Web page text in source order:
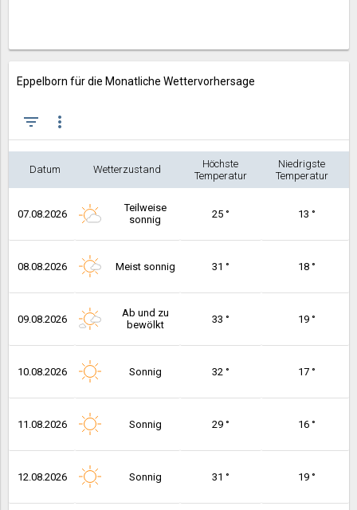
Eppelborn für die Monatliche Wettervorhersage
filter_list more_vert
Datum Wetterzustand
Höchste
Temperatur
Niedrigste
Temperatur
07.08.2026
Teilweise
sonnig
25 ° 13 °
08.08.2026 Meist sonnig 31 ° 18 °
09.08.2026
Ab und zu
bewölkt
33 ° 19 °
10.08.2026 Sonnig 32 ° 17 °
11.08.2026 Sonnig 29 ° 16 °
12.08.2026 Sonnig 31 ° 19 °